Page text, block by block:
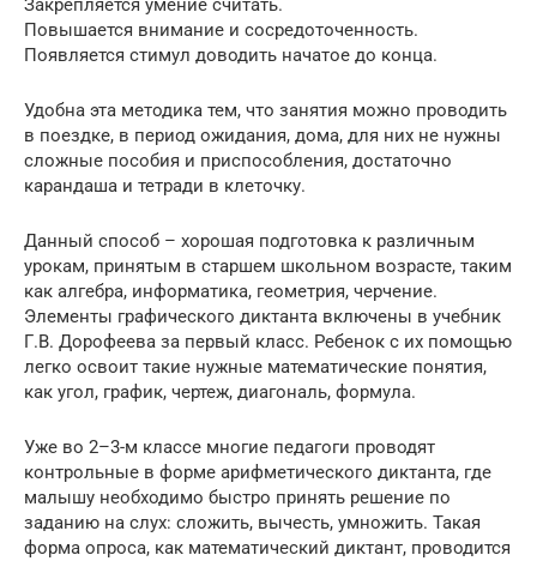
Закрепляется умение считать.
Повышается внимание и сосредоточенность.
Появляется стимул доводить начатое до конца.
Удобна эта методика тем, что занятия можно проводить
в поездке, в период ожидания, дома, для них не нужны
сложные пособия и приспособления, достаточно
карандаша и тетради в клеточку.
Данный способ – хорошая подготовка к различным
урокам, принятым в старшем школьном возрасте, таким
как алгебра, информатика, геометрия, черчение.
Элементы графического диктанта включены в учебник
Г.В. Дорофеева за первый класс. Ребенок с их помощью
легко освоит такие нужные математические понятия,
как угол, график, чертеж, диагональ, формула.
Уже во 2–3-м классе многие педагоги проводят
контрольные в форме арифметического диктанта, где
малышу необходимо быстро принять решение по
заданию на слух: сложить, вычесть, умножить. Такая
форма опроса, как математический диктант, проводится